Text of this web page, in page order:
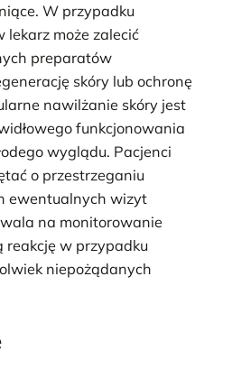
W przypadku
lekarz może zalecić
preparatów
skóry lub ochronę
nawilżanie skóry jest
funkcjonowania
wyglądu. Pacjenci
o przestrzeganiu
ewentualnych wizyt
na monitorowanie
reakcję w przypadku
niepożądanych